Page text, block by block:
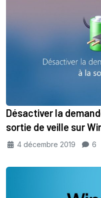
Désactiver la
sortie de veille sur
4 décembre 2019 6